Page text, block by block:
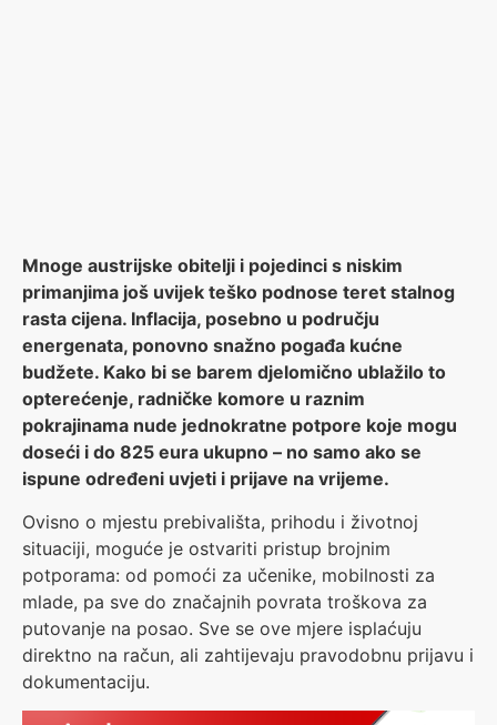
Mnoge austrijske obitelji i pojedinci s niskim
primanjima još uvijek teško podnose teret stalnog
rasta cijena. Inflacija, posebno u području
energenata, ponovno snažno pogađa kućne
budžete. Kako bi se barem djelomično ublažilo to
opterećenje, radničke komore u raznim
pokrajinama nude jednokratne potpore koje mogu
doseći i do 825 eura ukupno – no samo ako se
ispune određeni uvjeti i prijave na vrijeme.
Ovisno o mjestu prebivališta, prihodu i životnoj
situaciji, moguće je ostvariti pristup brojnim
potporama: od pomoći za učenike, mobilnosti za
mlade, pa sve do značajnih povrata troškova za
putovanje na posao. Sve se ove mjere isplaćuju
direktno na račun, ali zahtijevaju pravodobnu prijavu i
dokumentaciju.